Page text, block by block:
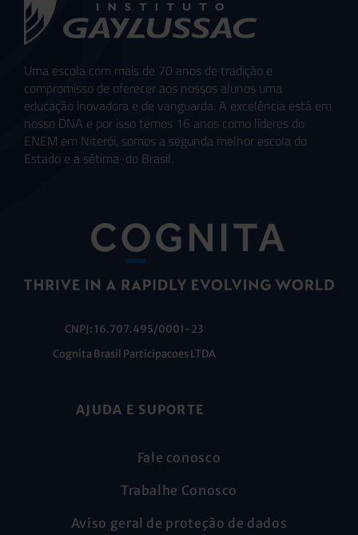
Uma escola com mais de 70 anos de tradição e
compromisso de oferecer aos nossos alunos uma
educação inovadora e de vanguarda. A excelência está em
nosso DNA e por isso temos 16 anos como líderes do
ENEM em Niterói, somos a segunda melhor escola do
Estado e a sétima do Brasil.
CNPJ: 16.707.495/0001-23
Cognita Brasil Participacoes LTDA
AJUDA E SUPORTE
Fale conosco
Trabalhe Conosco
Aviso geral de proteção de dados